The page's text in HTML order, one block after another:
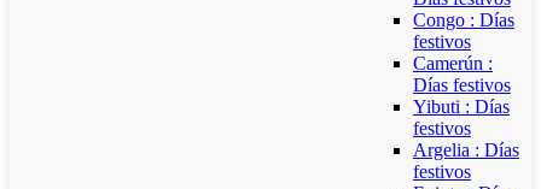
Congo : Días
festivos
Camerún :
Días festivos
Yibuti : Días
festivos
Argelia : Días
festivos